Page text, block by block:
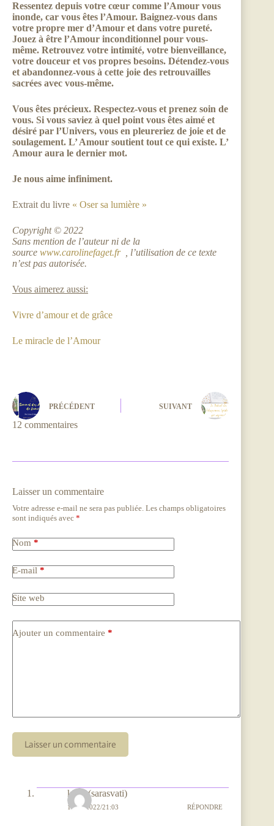
Ressentez depuis votre cœur comme l’Amour vous
inonde, car vous êtes l’Amour. Baignez-vous dans
votre propre mer d’Amour et dans votre pureté.
Jouez à être l’Amour inconditionnel pour vous-
même. Retrouvez votre intimité, votre bienveillance,
votre douceur et vos propres besoins. Détendez-vous
et abandonnez-vous à cette joie des retrouvailles
sacrées avec vous-même.
Vous êtes précieux. Respectez-vous et prenez soin de
vous. Si vous saviez à quel point vous êtes aimé et
désiré par l’Univers, vous en pleureriez de joie et de
soulagement. L’ Amour soutient tout ce qui existe. L’
Amour aura le dernier mot.
Je nous aime infiniment.
Extrait du livre « Oser sa lumière »
Copyright © 2022
Sans mention de l’auteur ni de la
source www.carolinefaget.fr
, l’utilisation de ce texte
n’est pas autorisée.
Vous aimerez aussi:
Vivre d’amour et de grâce
Le miracle de l’Amour
PRÉCÉDENT SUIVANT
12 commentaires
Laisser un commentaire
Votre adresse e-mail ne sera pas publiée. Les champs obligatoires
sont indiqués avec *
Nom *
E-mail *
Site web
Ajouter un commentaire *
Laisser un commentaire
katia (sarasvati)
16/02/2022/21:03 RÉPONDRE